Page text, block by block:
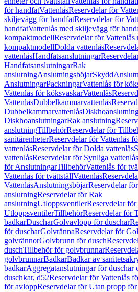
för handfatVattenlåsReservdelar för
skiljevägg för handfatReservdelar för
handfatVattenlås med skiljevägg för
kompaktmodellReservdelar för
kompaktmodellDolda vattenlås
vattenlåsHandfatsanslutningar
HandfatsanslutningarRak
anslutningAnslutningsböjarSkydd
AnslutningarPackningarVattenlås för
Vattenlås för köksvaskarVattenlås
VattenlåsDubbelkammarvattenlås
Dubbelkammarvattenlås
DiskhoanslutningarRak anslutning
anslutningTillbehörReservdelar för
sanitärenheterReservdelar för Vattenlås
vattenlåsReservdelar för Dolda vattenlås
vattenlåsReservdelar för Synliga vattenlås
för AnslutningarTillbehörVattenlås för
Vattenlås för tvättställVattenlås
VattenlåsAnslutningsböjarReservdelar
anslutningReservdelar för Rak
anslutningUtloppsventilerReservdelar för
UtloppsventilerTillbehörReservdelar för
badkarDuscharGolvavlopp för duschar
för duscharGolvrännaReservdelar för
golvrännorGolvbrunn för dusch
duschTillbehör för golvbrunnar
golvbrunnarBadkarBadkar av
badkarAggregatanslutningar för duschar
duschkar, d52Reservdelar för Vattenlås
för avloppReservdelar för Utan propp